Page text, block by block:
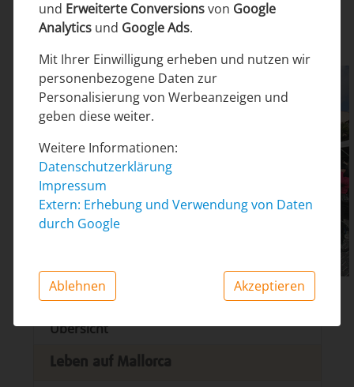
Kunstkenner machen am Nachmittag einen
Abstecher in die moderne Galerie "S'Estació" im
Allgemein
Übersicht
Leben auf Mallorca
und Erweiterte Conversionsvon Google
Analytics und Google Ads.
Mit Ihrer Einwilligung erheben und nutzen wir
personenbezogene Daten zur
Personalisierung von Werbeanzeigen und
geben diese weiter.
Weitere Informationen:
Datenschutzerklärung
Impressum
Extern: Erhebung und Verwendung von Daten
durch Google
Ablehnen Akzeptieren